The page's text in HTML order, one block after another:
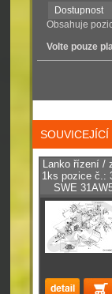
Dostupnost
Obsahuje
Volte pouze
Lanko řízení /
1ks pozice č.:
SWE